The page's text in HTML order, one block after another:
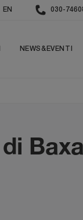
EN 030-
NEWS&EVENTI